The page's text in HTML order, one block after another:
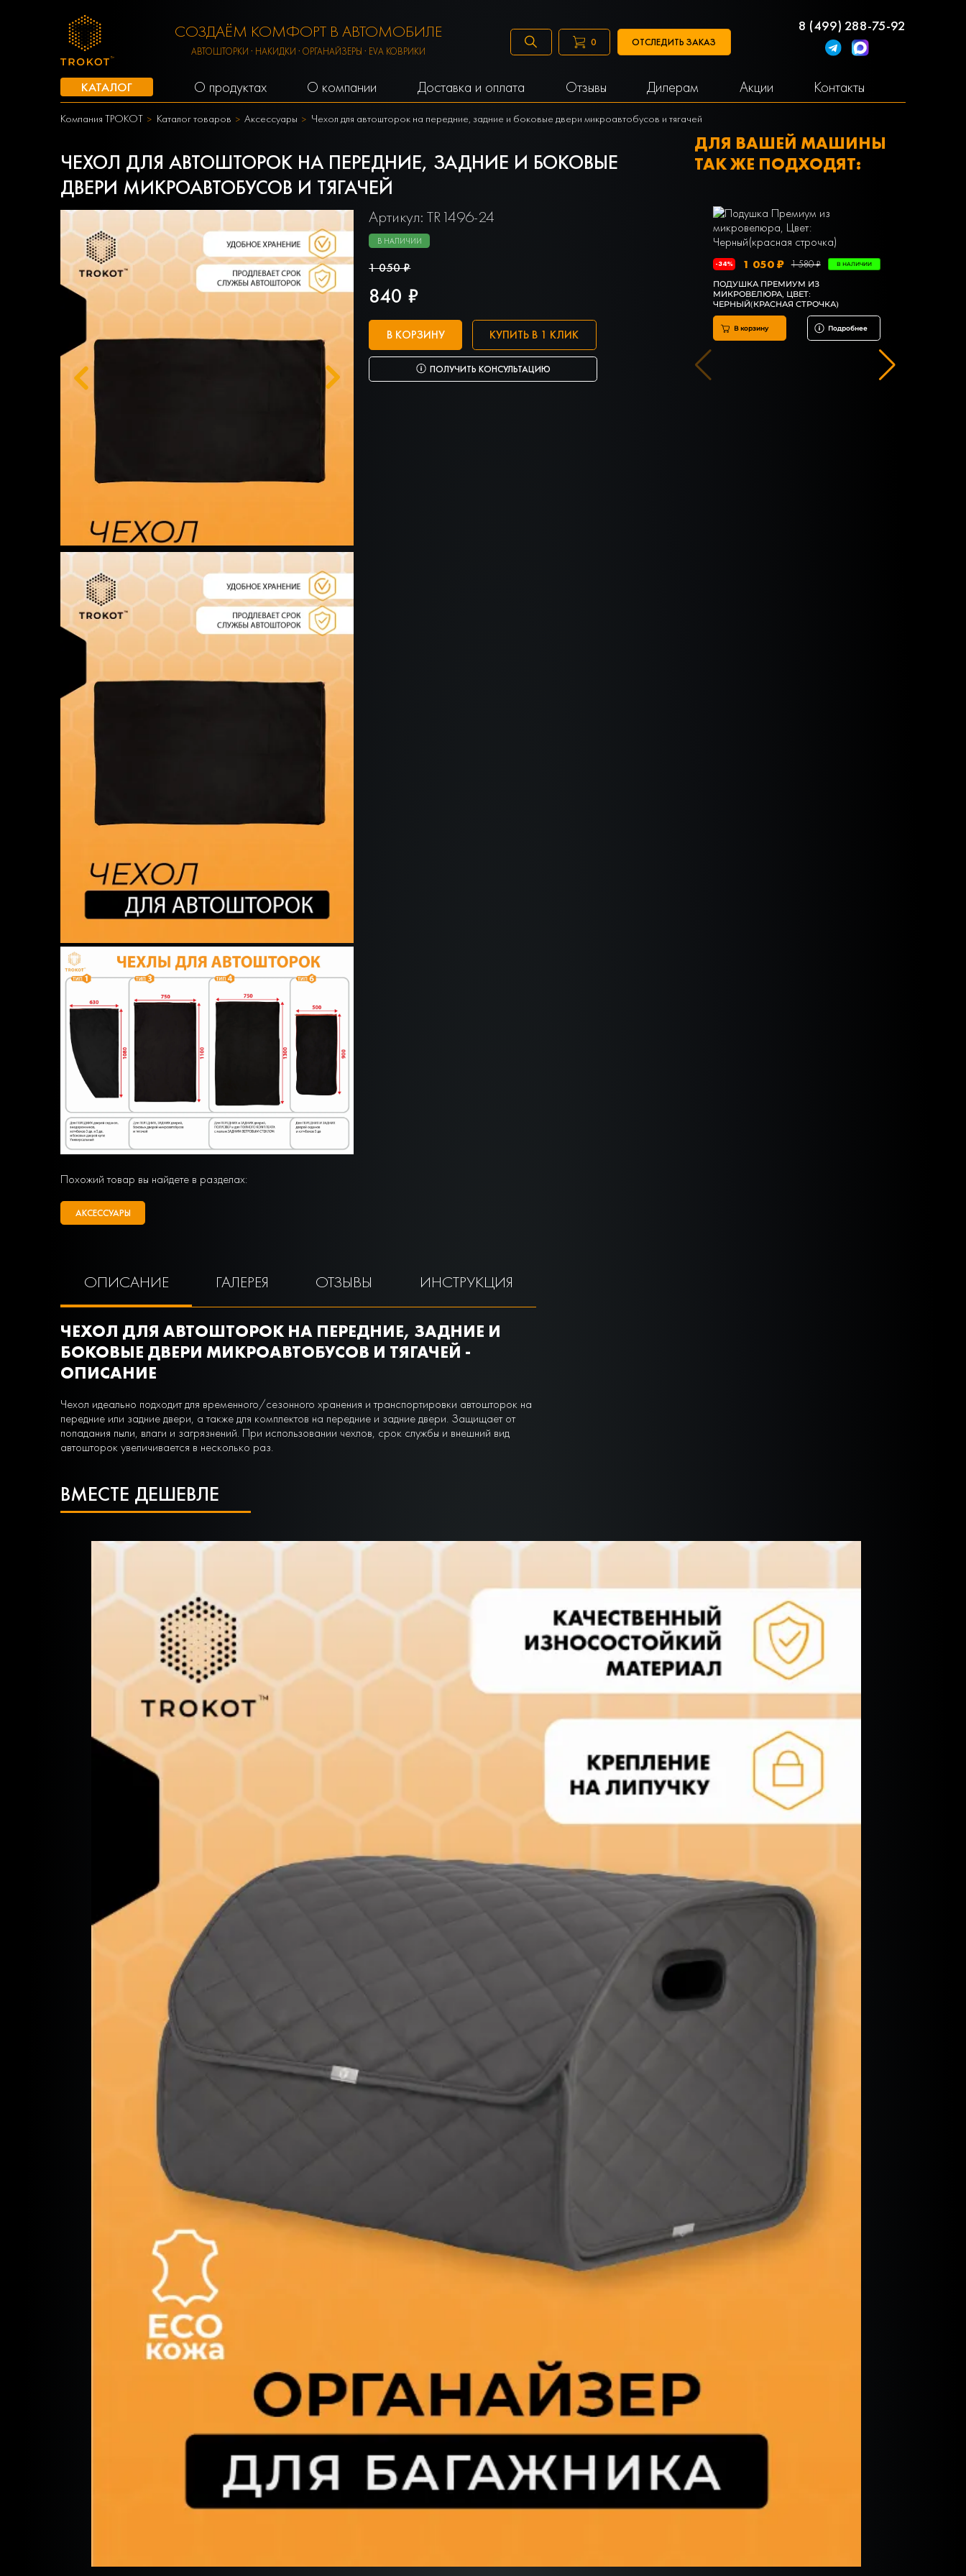
СОЗДАЁМ КОМФОРТ В АВТОМОБИЛЕ
АВТОШТОРКИ · НАКИДКИ · ОРГАНАЙЗЕРЫ · EVA КОВРИКИ
0 ОТСЛЕДИТЬ ЗАКАЗ
8 (499) 288-75-92
КАТАЛОГ О продуктах О компании Доставка и оплата Отзывы Дилерам Акции Контакты
Компания ТРОКОТ Каталог товаров Аксессуары Чехол для автошторок на передние, задние и боковые двери микроавтобусов и тягачей
ЧЕХОЛ ДЛЯ АВТОШТОРОК НА ПЕРЕДНИЕ, ЗАДНИЕ И БОКОВЫЕ
ДВЕРИ МИКРОАВТОБУСОВ И ТЯГАЧЕЙ
Артикул: TR1496-24
В НАЛИЧИИ
1 050 ₽
840 ₽
В КОРЗИНУ КУПИТЬ В 1 КЛИК
ПОЛУЧИТЬ КОНСУЛЬТАЦИЮ
Похожий товар вы найдете в разделах:
АКСЕССУАРЫ
ОПИСАНИЕ ГАЛЕРЕЯ ОТЗЫВЫ ИНСТРУКЦИЯ
ЧЕХОЛ ДЛЯ АВТОШТОРОК НА ПЕРЕДНИЕ, ЗАДНИЕ И
БОКОВЫЕ ДВЕРИ МИКРОАВТОБУСОВ И ТЯГАЧЕЙ -
ОПИСАНИЕ
Чехол идеально подходит для временного/сезонного хранения и транспортировки автошторок на
передние или задние двери, а также для комплектов на передние и задние двери. Защищает от
попадания пыли, влаги и загрязнений. При использовании чехлов, срок службы и внешний вид
автошторок увеличивается в несколько раз.
ДЛЯ ВАШЕЙ МАШИНЫ
ТАК ЖЕ ПОДХОДЯТ:
-34% 1 050 ₽ 1 580 ₽ В НАЛИЧИИ
ПОДУШКА ПРЕМИУМ ИЗ
МИКРОВЕЛЮРА, ЦВЕТ:
ЧЕРНЫЙ(КРАСНАЯ СТРОЧКА)
В корзину Подробнее
ВМЕСТЕ ДЕШЕВЛЕ